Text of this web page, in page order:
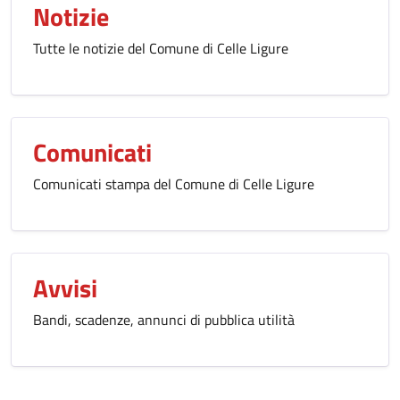
Notizie
Tutte le notizie del Comune di Celle Ligure
Comunicati
Comunicati stampa del Comune di Celle Ligure
Avvisi
Bandi, scadenze, annunci di pubblica utilità